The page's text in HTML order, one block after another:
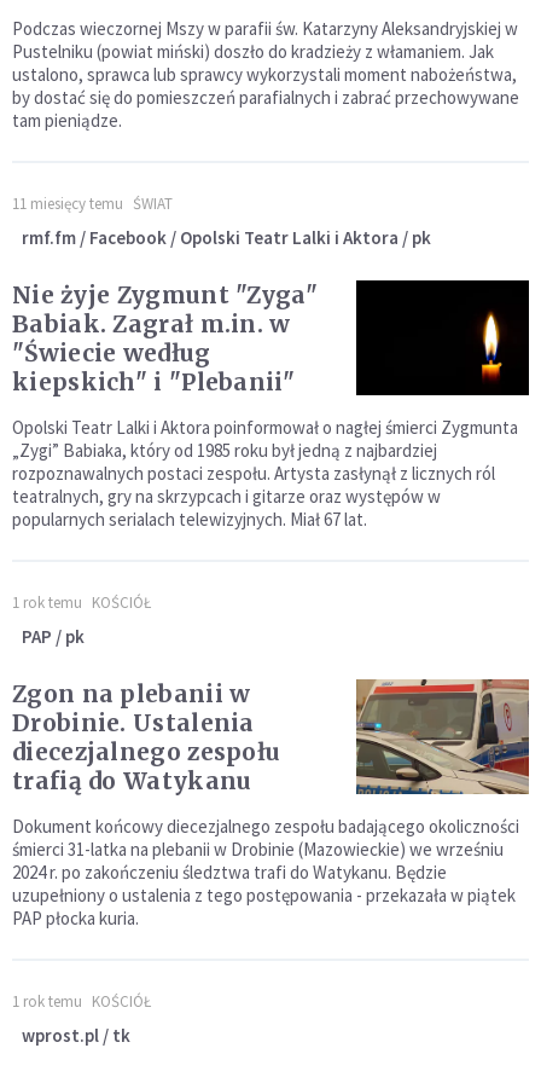
Podczas wieczornej Mszy w parafii św. Katarzyny Aleksandryjskiej w
Pustelniku (powiat miński) doszło do kradzieży z włamaniem. Jak
ustalono, sprawca lub sprawcy wykorzystali moment nabożeństwa,
by dostać się do pomieszczeń parafialnych i zabrać przechowywane
tam pieniądze.
11 miesięcy temu ŚWIAT
rmf.fm / Facebook / Opolski Teatr Lalki i Aktora / pk
Nie żyje Zygmunt "Zyga"
Babiak. Zagrał m.in. w
"Świecie według
kiepskich" i "Plebanii"
Opolski Teatr Lalki i Aktora poinformował o nagłej śmierci Zygmunta
„Zygi” Babiaka, który od 1985 roku był jedną z najbardziej
rozpoznawalnych postaci zespołu. Artysta zasłynął z licznych ról
teatralnych, gry na skrzypcach i gitarze oraz występów w
popularnych serialach telewizyjnych. Miał 67 lat.
1 rok temu KOŚCIÓŁ
PAP / pk
Zgon na plebanii w
Drobinie. Ustalenia
diecezjalnego zespołu
trafią do Watykanu
Dokument końcowy diecezjalnego zespołu badającego okoliczności
śmierci 31-latka na plebanii w Drobinie (Mazowieckie) we wrześniu
2024 r. po zakończeniu śledztwa trafi do Watykanu. Będzie
uzupełniony o ustalenia z tego postępowania - przekazała w piątek
PAP płocka kuria.
1 rok temu KOŚCIÓŁ
wprost.pl / tk